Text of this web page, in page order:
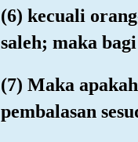
(6) kecuali
saleh; maka
(7) Maka
pembalasan